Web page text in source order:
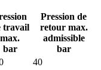
travail
max.
bar
Pression de
retour max.
admissible
bar
40